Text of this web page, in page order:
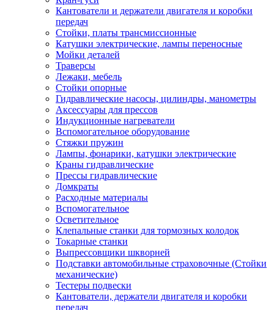
Кантователи и держатели двигателя и коробки
передач
Стойки, платы трансмиссионные
Катушки электрические, лампы переносные
Мойки деталей
Траверсы
Лежаки, мебель
Стойки опорные
Гидравлические насосы, цилиндры, манометры
Аксессуары для прессов
Индукционные нагреватели
Вспомогательное оборудование
Стяжки пружин
Лампы, фонарики, катушки электрические
Краны гидравлические
Прессы гидравлические
Домкраты
Расходные материалы
Вспомогательное
Осветительное
Клепальные станки для тормозных колодок
Токарные станки
Выпрессовщики шкворней
Подставки автомобильные страховочные (Стойки
механические)
Тестеры подвески
Кантователи, держатели двигателя и коробки
передач